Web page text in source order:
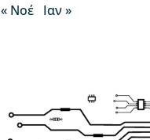
« Νοέ
Ιαν »